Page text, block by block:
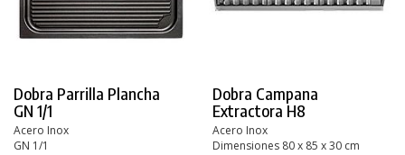
Dobra Parrilla Plancha
GN 1/1
Acero Inox
GN 1/1
Dobra Campana
Extractora H8
Acero Inox
Dimensiones 80 x 85 x 30 cm